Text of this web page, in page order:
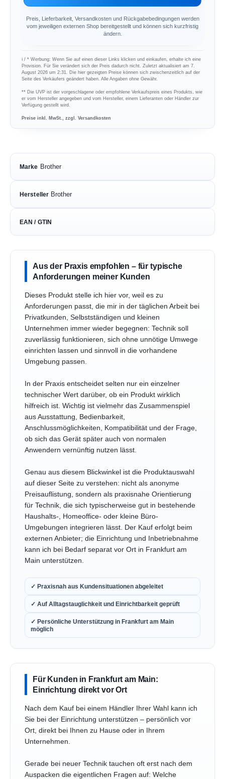
Preis, Lieferbarkeit, Versandkosten und Rückgabebedingungen werden
vom jeweiligen externen Shop bereitgestellt und können sich kurzfristig
ändern.
ℹ︎ / * Werbung: Wenn Sie auf einen dieser Links klicken und einkaufen, erhalte ich eine
Provision. Für Sie verändert sich der Preis dadurch nicht. Zuletzt aktualisiert am 7.
August 2026 um 2:31. Die hier gezeigten Preise können sich zwischenzeitlich auf der
Seite des Verkäufers geändert haben. Alle Angaben ohne Gewähr.
** Die UVP ist der vorgeschlagene oder empfohlene Verkaufspreis eines Produkts, wie
er vom Hersteller angegeben und vom Hersteller, einem Lieferanten oder Händler zur
Verfügung gestellt wird.
Preise inkl. MwSt., zzgl. Versandkosten
Marke Brother
Hersteller Brother
EAN / GTIN
Aus der Praxis empfohlen – für typische
Anforderungen meiner Kunden
Dieses Produkt stelle ich hier vor, weil es zu
Anforderungen passt, die mir in der täglichen Arbeit bei
Privatkunden, Selbstständigen und kleinen
Unternehmen immer wieder begegnen: Technik soll
zuverlässig funktionieren, sich ohne unnötige Umwege
einrichten lassen und sinnvoll in die vorhandene
Umgebung passen.
In der Praxis entscheidet selten nur ein einzelner
technischer Wert darüber, ob ein Produkt wirklich
hilfreich ist. Wichtig ist vielmehr das Zusammenspiel
aus Ausstattung, Bedienbarkeit,
Anschlussmöglichkeiten, Kompatibilität und der Frage,
ob sich das Gerät später auch von normalen
Anwendern vernünftig nutzen lässt.
Genau aus diesem Blickwinkel ist die Produktauswahl
auf dieser Seite zu verstehen: nicht als anonyme
Preisauflistung, sondern als praxisnahe Orientierung
für Technik, die sich typischerweise gut in bestehende
Haushalts-, Homeoffice- oder kleine Büro-
Umgebungen integrieren lässt. Der Kauf erfolgt beim
externen Anbieter; die Einrichtung und Inbetriebnahme
kann ich bei Bedarf separat vor Ort in Frankfurt am
Main unterstützen.
✓ Praxisnah aus Kundensituationen abgeleitet
✓ Auf Alltagstauglichkeit und Einrichtbarkeit geprüft
✓ Persönliche Unterstützung in Frankfurt am Main
möglich
Für Kunden in Frankfurt am Main:
Einrichtung direkt vor Ort
Nach dem Kauf bei einem Händler Ihrer Wahl kann ich
Sie bei der Einrichtung unterstützen – persönlich vor
Ort, direkt bei Ihnen zu Hause oder in Ihrem
Unternehmen.
Gerade bei neuer Technik tauchen oft erst nach dem
Auspacken die eigentlichen Fragen auf: Welche